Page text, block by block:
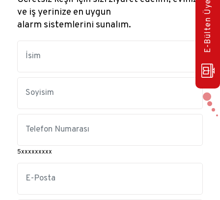
ve iş yerinize en uygun
alarm sistemlerini sunalım.
5xxxxxxxxx